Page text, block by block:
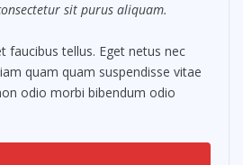
sit purus aliquam.
faucibus tellus. Eget netus nec
quam quam suspendisse vitae
odio morbi bibendum odio